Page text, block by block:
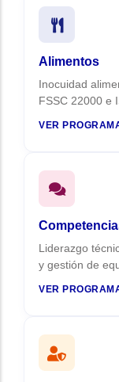
Alimentos
Inocuidad
FSSC 22000 e
VER
Liderazgo
y gestión de
VER